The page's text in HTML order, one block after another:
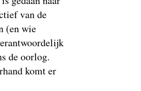
van de
(en wie
de oorlog.
komt er